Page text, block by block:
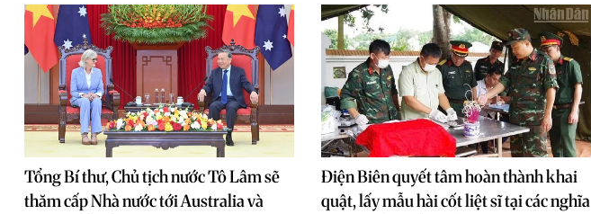
Tổng Bí thư, Chủ tịch nước Tô Lâm sẽ
thăm cấp Nhà nước tới Australia và
Điện Biên quyết tâm hoàn thành khai
quật, lấy mẫu hài cốt liệt sĩ tại các nghĩa